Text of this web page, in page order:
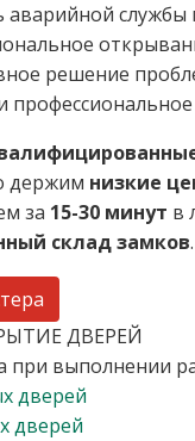
аварийной службы
решение
держим низкие
за 15-30 минут в
склад замков
ДВЕРЕЙ
при выполнении
дверей
дверей